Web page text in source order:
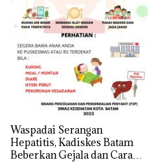
Waspadai Serangan
Hepatitis, Kadiskes Batam
Beberkan Gejala dan Cara